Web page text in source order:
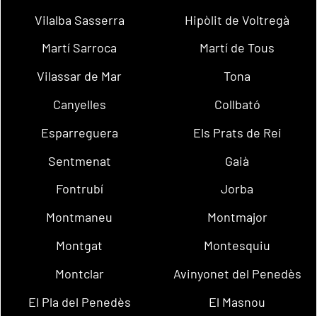
Vilalba Sasserra
Hipòlit de Voltregà
Martí Sarroca
Martí de Tous
Vilassar de Mar
Tona
Canyelles
Collbató
Esparreguera
Els Prats de Rei
Sentmenat
Gaià
Fontrubí
Jorba
Montmaneu
Montmajor
Montgat
Montesquiu
Montclar
Avinyonet del Penedès
El Pla del Penedès
El Masnou